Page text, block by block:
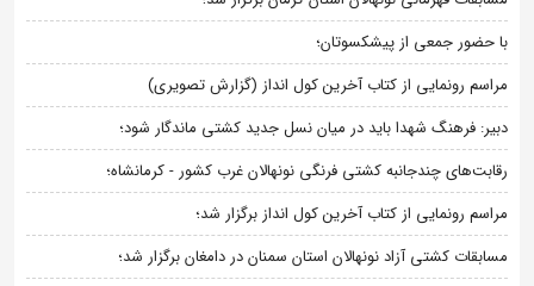
با حضور جمعی از پیشکسوتان؛
مراسم رونمایی از کتاب آخرین کول انداز (گزارش تصویری)
دبیر: فرهنگ شهدا باید در میان نسل جدید کشتی ماندگار شود؛
رقابت‌های چندجانبه کشتی فرنگی نونهالان غرب کشور - کرمانشاه؛
مراسم رونمایی از کتاب آخرین کول انداز برگزار شد؛
مسابقات کشتی آزاد نونهالان استان سمنان در دامغان برگزار شد؛